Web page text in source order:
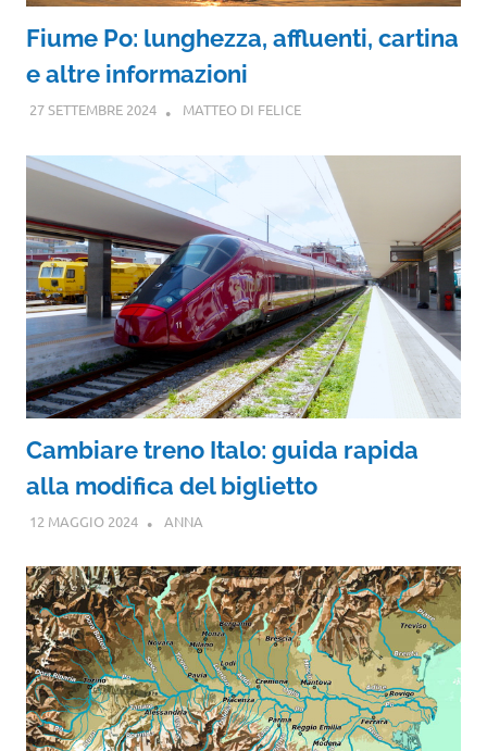
Fiume Po: lunghezza, affluenti, cartina
e altre informazioni
27 SETTEMBRE 2024 MATTEO DI FELICE
Cambiare treno Italo: guida rapida
alla modifica del biglietto
12 MAGGIO 2024 ANNA